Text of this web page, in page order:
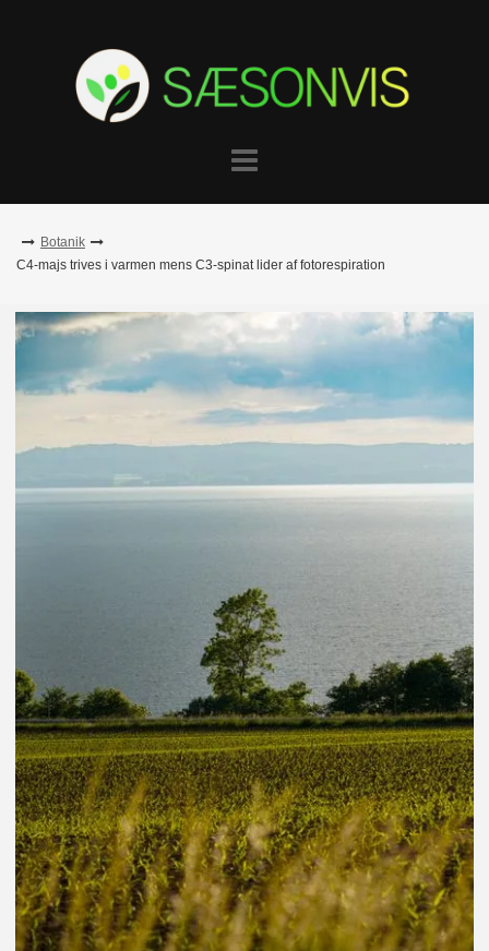
Botanik
C4-majs trives i varmen mens C3-spinat lider af fotorespiration